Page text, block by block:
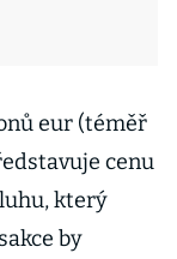
eur (téměř
cenu
který
by